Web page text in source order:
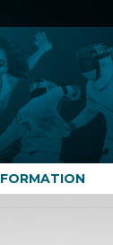
FORMATION